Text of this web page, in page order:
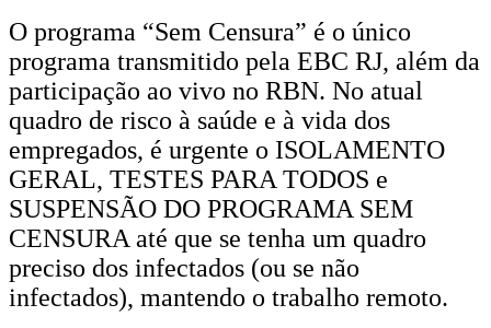
O programa “Sem Censura” é o único
programa transmitido pela EBC RJ, além da
participação ao vivo no RBN. No atual
quadro de risco à saúde e à vida dos
empregados, é urgente o ISOLAMENTO
GERAL, TESTES PARA TODOS e
SUSPENSÃO DO PROGRAMA SEM
CENSURA até que se tenha um quadro
preciso dos infectados (ou se não
infectados), mantendo o trabalho remoto.